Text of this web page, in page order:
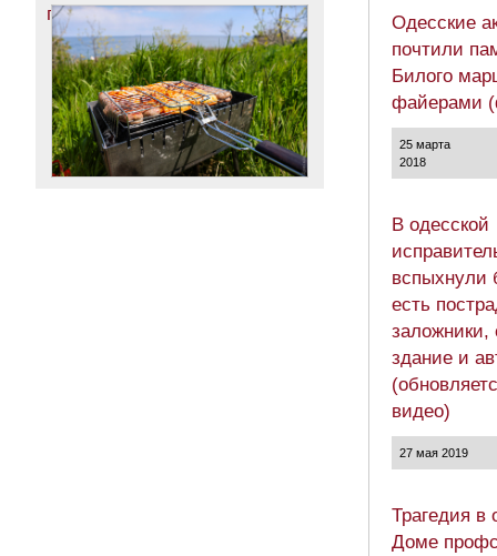
побережье (фоторепортаж)
Одесские
почтили
Билого
файерами
25 марта
2018
В одесской
вспыхнули
есть
заложники,
здание и
видео)
27 мая 2019
Трагедия в
Доме